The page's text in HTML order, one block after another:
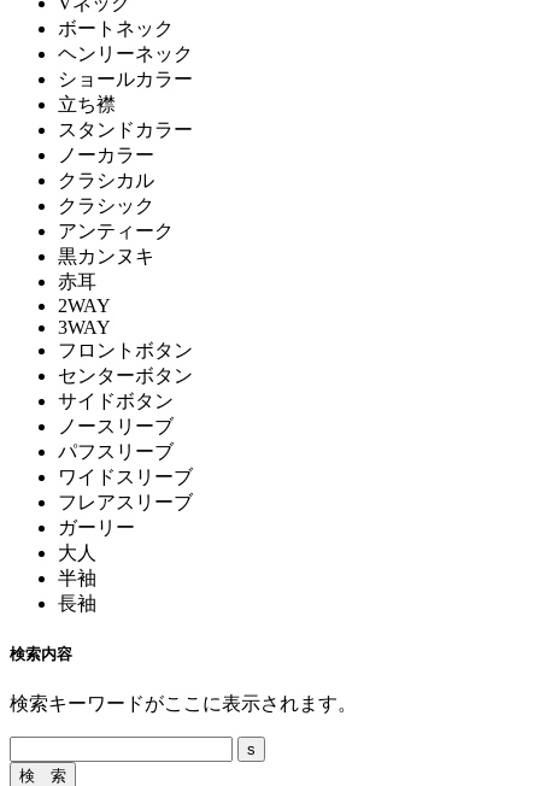
ボートネック
ヘンリーネック
ショールカラー
立ち襟
スタンドカラー
ノーカラー
クラシカル
クラシック
アンティーク
黒カンヌキ
赤耳
2WAY
3WAY
フロントボタン
センターボタン
サイドボタン
ノースリーブ
パフスリーブ
ワイドスリーブ
フレアスリーブ
ガーリー
大人
半袖
長袖
検索内容
検索キーワードがここに表示されます。